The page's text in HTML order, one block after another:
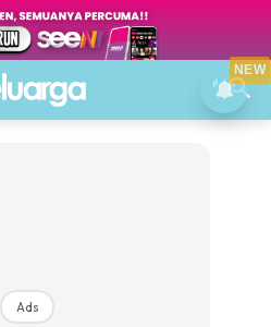
Ads
NEW